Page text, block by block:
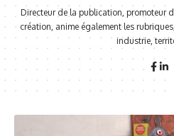
Directeur de la publication, promoteur
création, anime également les
industrie,